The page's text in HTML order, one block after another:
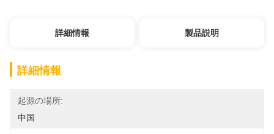
詳細情報 製品説明
詳細情報
起源の場所:
中国